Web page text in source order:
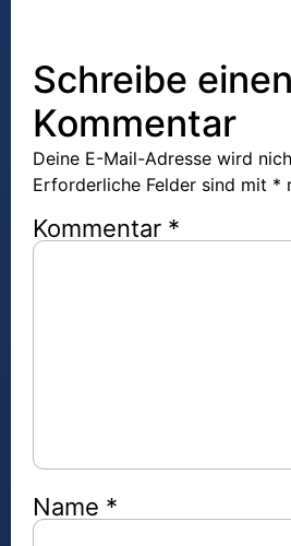
Schreibe einen
Kommentar
Deine E-Mail-Adresse wird
Erforderliche Felder sind mit *
Kommentar *
Name *